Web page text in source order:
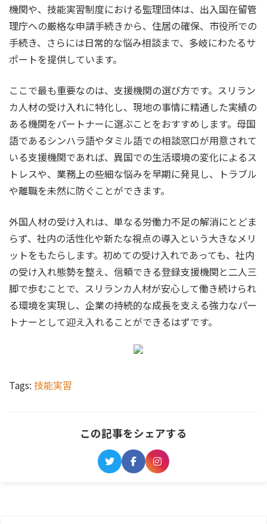
機関や、技能実習制度における監理団体は、出入国在留管
理庁への厳格な申請手続きから、住居の確保、市役所での
手続き、さらには日常的な悩み相談まで、多岐にわたるサ
ポートを提供しています。
ここで最も重要なのは、支援機関の選び方です。スリラン
カ人材の受け入れに特化し、現地の事情に精通した実績の
ある機関をパートナーに選ぶことをおすすめします。母国
語であるシンハラ語やタミル語での相談窓口が用意されて
いる支援機関であれば、異国での生活環境の変化によるス
トレスや、業務上の些細な悩みを早期に発見し、トラブル
や離職を未然に防ぐことができます。
外国人材の受け入れは、単なる労働力不足の解消にとどま
らず、社内の活性化や新たな視点の導入という大きなメリ
ットをもたらします。初めての受け入れであっても、社内
の受け入れ態勢を整え、信頼できる登録支援機関と二人三
脚で歩むことで、スリランカ人材が安心して働き続けられ
る環境を実現し、企業の持続的な成長を支える強力なパー
トナーとして迎え入れることができるはずです。
Tags: 技能実習
この記事をシェアする